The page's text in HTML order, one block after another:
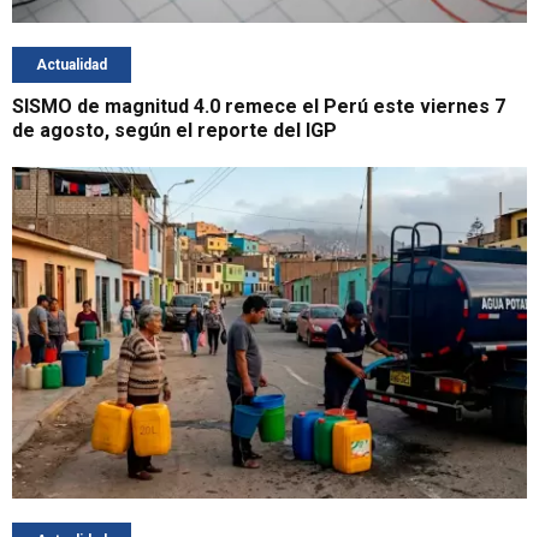
Actualidad
SISMO de magnitud 4.0 remece el Perú este viernes 7
de agosto, según el reporte del IGP